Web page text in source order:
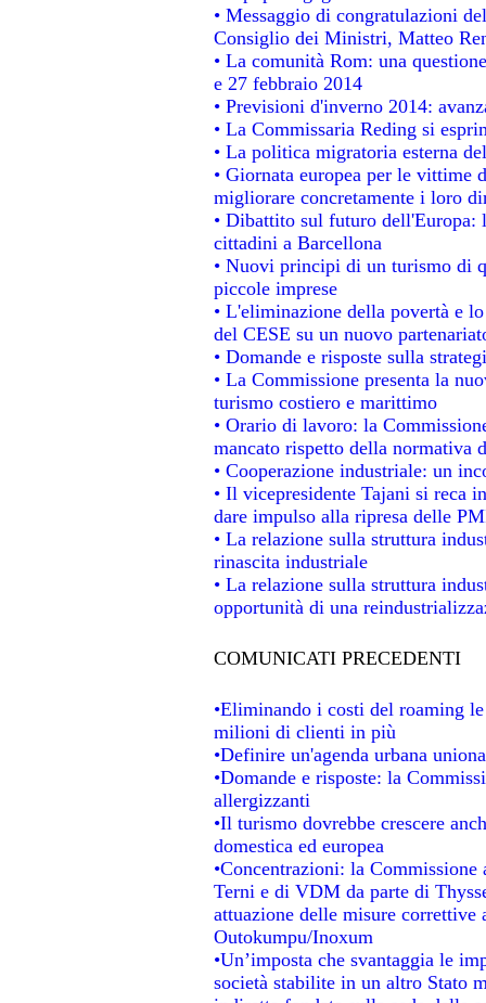
• Messaggio di congratulazioni
Consiglio dei Ministri, Matteo
• La comunità Rom: una
e 27 febbraio 2014
• Previsioni d'inverno 2014:
• La Commissaria Reding si
• La politica migratoria esterna
• Giornata europea per le vittime
migliorare concretamente i loro
• Dibattito sul futuro dell'Europa:
cittadini a Barcellona
• Nuovi principi di un turismo di
piccole imprese
• L'eliminazione della povertà e
del CESE su un nuovo
• Domande e risposte sulla
• La Commissione presenta la
turismo costiero e marittimo
• Orario di lavoro: la
mancato rispetto della normativa
• Cooperazione industriale: un
• Il vicepresidente Tajani si reca
dare impulso alla ripresa delle
• La relazione sulla struttura
rinascita industriale
• La relazione sulla struttura
opportunità di una
COMUNICATI PRECEDENTI
•Eliminando i costi del roaming
milioni di clienti in più
•Definire un'agenda urbana
•Domande e risposte: la
allergizzanti
•Il turismo dovrebbe crescere
domestica ed europea
•Concentrazioni: la
Terni e di VDM da parte di
attuazione delle misure correttive
Outokumpu/Inoxum
•Un’imposta che svantaggia le
società stabilite in un altro Stato